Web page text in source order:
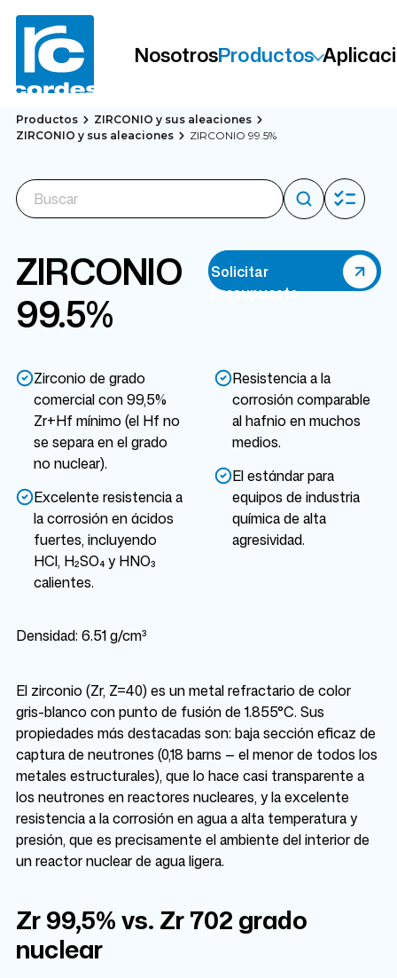
NosotrosProductos
Productos
ZIRCONIO y sus aleaciones
ZIRCONIO y sus aleaciones
ZIRCONIO 99.5%
ZIRCONIO
99.5%
Zirconio de grado
comercial con 99,5%
Zr+Hf mínimo (el Hf no
se separa en el grado
no nuclear).
Excelente resistencia a
la corrosión en ácidos
fuertes, incluyendo
HCl, H₂SO₄ y HNO₃
calientes.
Resistencia a la
corrosión comparable
al hafnio en muchos
medios.
El estándar para
equipos de industria
química de alta
agresividad.
Densidad: 6.51 g/cm³
Solicitar
presupuesto
El zirconio (Zr, Z=40) es un metal refractario de color
gris-blanco con punto de fusión de 1.855°C. Sus
propiedades más destacadas son: baja sección eficaz de
captura de neutrones (0,18 barns — el menor de todos los
metales estructurales), que lo hace casi transparente a
los neutrones en reactores nucleares, y la excelente
resistencia a la corrosión en agua a alta temperatura y
presión, que es precisamente el ambiente del interior de
un reactor nuclear de agua ligera.
Zr 99,5% vs. Zr 702 grado
nuclear